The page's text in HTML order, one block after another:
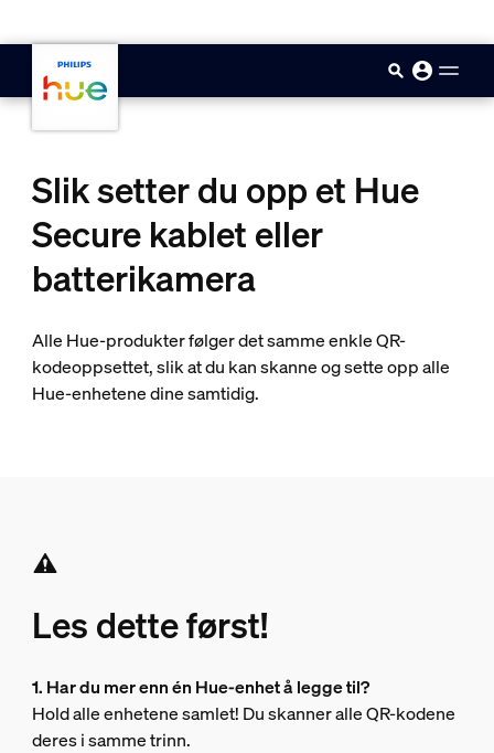
Slik setter du opp et Hue
Secure kablet eller
batterikamera
Alle Hue-produkter følger det samme enkle QR-
kodeoppsettet, slik at du kan skanne og sette opp alle
Hue-enhetene dine samtidig.
Les dette først!
1. Har du mer enn én Hue-enhet å legge til?
Hold alle enhetene samlet! Du skanner alle QR-kodene
deres i samme trinn.